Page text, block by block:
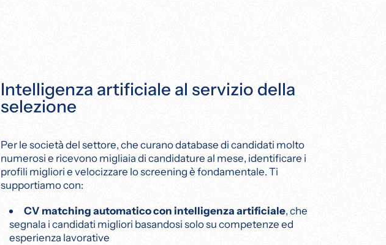
Intelligenza artificiale al servizio della
selezione
Per le società del settore, che curano database di candidati molto
numerosi e ricevono migliaia di candidature al mese, identificare i
profili migliori e velocizzare lo screening è fondamentale. Ti
supportiamo con:
CV matching automatico con intelligenza artificiale, che
segnala i candidati migliori basandosi solo su competenze ed
esperienza lavorative